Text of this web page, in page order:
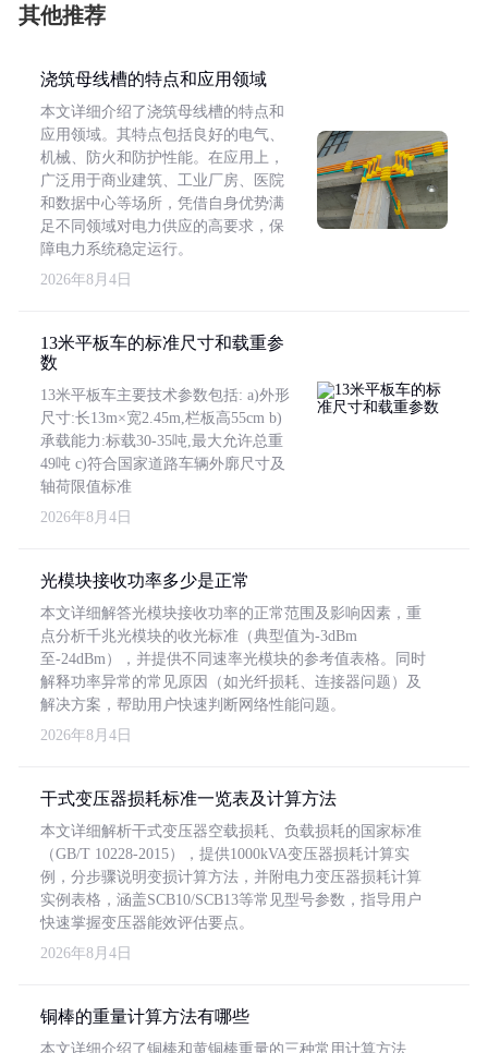
其他推荐
浇筑母线槽的特点和应用领域
本文详细介绍了浇筑母线槽的特点和
应用领域。其特点包括良好的电气、
机械、防火和防护性能。在应用上，
广泛用于商业建筑、工业厂房、医院
和数据中心等场所，凭借自身优势满
足不同领域对电力供应的高要求，保
障电力系统稳定运行。
2026年8月4日
13米平板车的标准尺寸和载重参
数
13米平板车主要技术参数包括: a)外形
尺寸:长13m×宽2.45m,栏板高55cm b)
承载能力:标载30-35吨,最大允许总重
49吨 c)符合国家道路车辆外廓尺寸及
轴荷限值标准
2026年8月4日
光模块接收功率多少是正常
本文详细解答光模块接收功率的正常范围及影响因素，重
点分析千兆光模块的收光标准（典型值为-3dBm
至-24dBm），并提供不同速率光模块的参考值表格。同时
解释功率异常的常见原因（如光纤损耗、连接器问题）及
解决方案，帮助用户快速判断网络性能问题。
2026年8月4日
干式变压器损耗标准一览表及计算方法
本文详细解析干式变压器空载损耗、负载损耗的国家标准
（GB/T 10228-2015），提供1000kVA变压器损耗计算实
例，分步骤说明变损计算方法，并附电力变压器损耗计算
实例表格，涵盖SCB10/SCB13等常见型号参数，指导用户
快速掌握变压器能效评估要点。
2026年8月4日
铜棒的重量计算方法有哪些
本文详细介绍了铜棒和黄铜棒重量的三种常用计算方法